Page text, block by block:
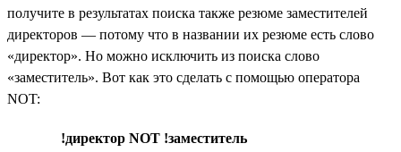
получите в результатах поиска также резюме заместителей
директоров — потому что в названии их резюме есть слово
«директор». Но можно исключить из поиска слово
«заместитель». Вот как это сделать с помощью оператора
NOT:
!директор NOT !заместитель